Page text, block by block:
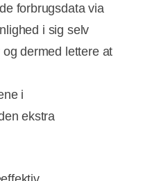
forbrugsdata via
i sig selv
dermed lettere at
i
ekstra